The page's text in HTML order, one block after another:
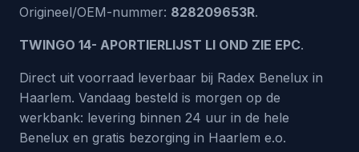
aantal
Origineel/OEM-nummer: 828209653R.
TWINGO 14- APORTIERLIJST LI OND ZIE EPC.
Direct uit voorraad leverbaar bij Radex Benelux in
Haarlem. Vandaag besteld is morgen op de
werkbank: levering binnen 24 uur in de hele
Benelux en gratis bezorging in Haarlem e.o.